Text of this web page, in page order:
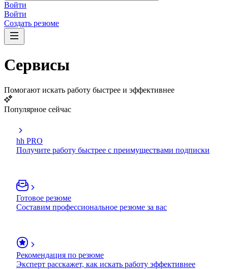
Войти
Войти
Создать резюме
Сервисы
Помогают искать работу быстрее и эффективнее
Популярное сейчас
hh PRO
Получите работу быстрее с преимуществами подписки
Готовое резюме
Составим профессиональное резюме за вас
Рекомендация по резюме
Эксперт расскажет, как искать работу эффективнее